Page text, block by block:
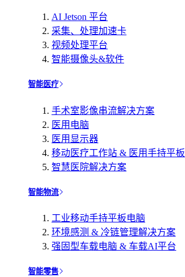
AI Jetson 平台
采集、处理加速卡
视频处理平台
智能摄像头&软件
智能医疗
手术室影像串流解决方案
医用电脑
医用显示器
移动医疗工作站 & 医用手持平板
智慧医院解决方案
智能物流
工业移动手持平板电脑
环境感测 & 冷链管理解决方案
强固型车载电脑 & 车载AI平台
智能零售